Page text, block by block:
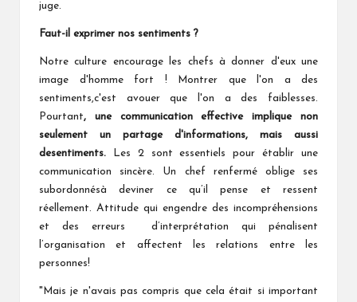
juge.
Faut-il exprimer nos sentiments ?
Notre culture encourage les chefs à donner d'eux une
image d'homme fort ! Montrer que l'on a des
sentiments,c'est avouer que l'on a des faiblesses.
Pourtant, une communicationeffective implique non
seulement un partage d'informations, mais aussi
desentiments. Les 2 sont essentiels pour établir une
communication sincère. Un chef renfermé oblige ses
subordonnésà deviner ce qu’il pense et ressent
réellement. Attitude qui engendre des incompréhensions
et des erreurs d’interprétation qui pénalisent
l’organisation et affectent les relations entre les
personnes!
"Mais je n'avais pas compris que cela était si important